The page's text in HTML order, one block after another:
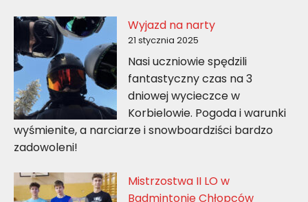
Wyjazd na narty
21 stycznia 2025
Nasi uczniowie spędzili
fantastyczny czas na 3
dniowej wycieczce w
Korbielowie. Pogoda i warunki
wyśmienite, a narciarze i snowboardziści bardzo
zadowoleni!
Mistrzostwa II LO w
Badmintonie Chłopców